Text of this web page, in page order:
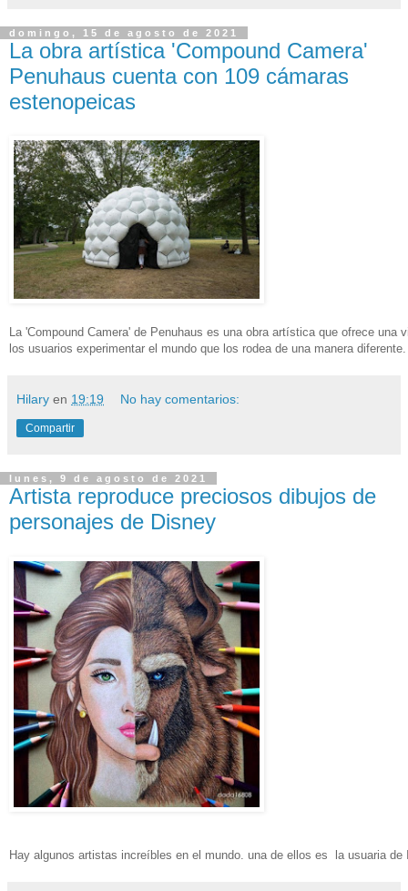
domingo, 15 de agosto de 2021
La obra artística 'Compound Camera'
Penuhaus cuenta con 109 cámaras
estenopeicas
La 'Compound Camera' de Penuhaus es una obra artística que ofrece
los usuarios experimentar el mundo que los rodea de una manera diferente.
Hilary en 19:19 No hay comentarios:
Compartir
lunes, 9 de agosto de 2021
Artista reproduce preciosos dibujos de
personajes de Disney
Hay algunos artistas increíbles en el mundo. una de ellos es la usuaria